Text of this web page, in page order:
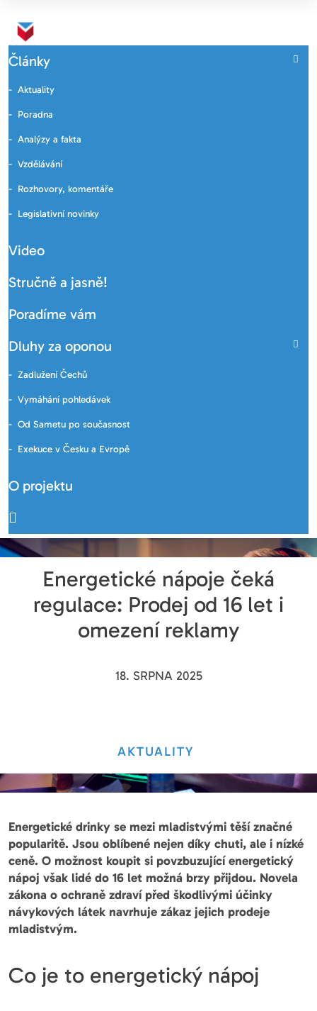
Články
Aktuality
Poradna
Analýzy a fakta
Vzdělávání
Rozhovory, komentáře
Legislativní novinky
Video
Stručně a jasně!
Poradíme vám
Dluhy za oponou
Zadlužení Čechů
Vymáhání pohledávek
Od Sametu po současnost
Exekuce v Česku a Evropě
O projektu
Energetické nápoje čeká
regulace: Prodej od 16 let i
omezení reklamy
18. SRPNA 2025
AKTUALITY
Energetické drinky se mezi mladistvými těší značné
popularitě. Jsou oblíbené nejen díky chuti, ale i nízké
ceně. O možnost koupit si povzbuzující energetický
nápoj však lidé do 16 let možná brzy přijdou. Novela
zákona o ochraně zdraví před škodlivými účinky
návykových látek navrhuje zákaz jejich prodeje
mladistvým.
Co je to energetický nápoj